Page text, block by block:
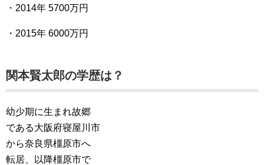
・2014年 5700万円
・2015年 6000万円
関本賢太郎の学歴は？
幼少期に生まれ故郷
である大阪府寝屋川市
から奈良県橿原市へ
転居、以降橿原市で